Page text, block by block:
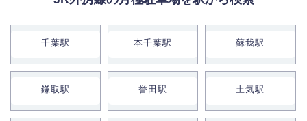
千葉駅 本千葉駅 蘇我駅
鎌取駅 誉田駅 土気駅